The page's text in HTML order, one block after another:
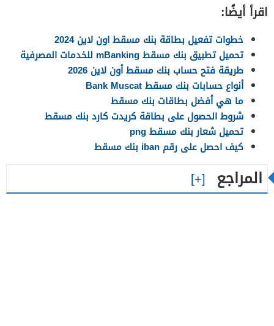
اقرأ أيضًا:
خطوات تفعيل بطاقة بنك مسقط اون لاين 2024
تحميل تطبيق بنك مسقط mBanking للخدمات المصرفية
طريقة فتح حساب بنك مسقط أون لاين 2026
أنواع حسابات بنك مسقط Bank Muscat
ما هي أفضل بطاقات بنك مسقط
شروط الحصول على بطاقة كريدت كارد بنك مسقط
تحميل شعار بنك مسقط png
كيف احصل على رقم iban بنك مسقط
المراجع